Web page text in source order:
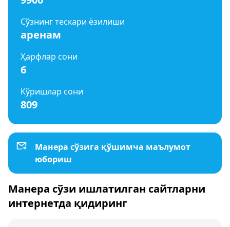
Сўзнинг тескари ёзилиши
аренам
Ҳарфлар сони
6
Кўришлар сони
809
Манера сўзига қўшимча маълумот
юбориш
Манера сўзи ишлатилган сайтларни
интернетда қидиринг